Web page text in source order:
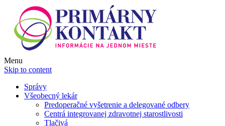
Menu
Skip to content
Správy
Všeobecný lekár
Predoperačné vyšetrenie a delegované odbery
Centrá integrovanej zdravotnej starostlivosti
Tlačivá